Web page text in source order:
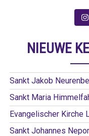
NIEUWE
Sankt Jakob
Sankt Maria
Evangelischer Kirche
Sankt Johannes